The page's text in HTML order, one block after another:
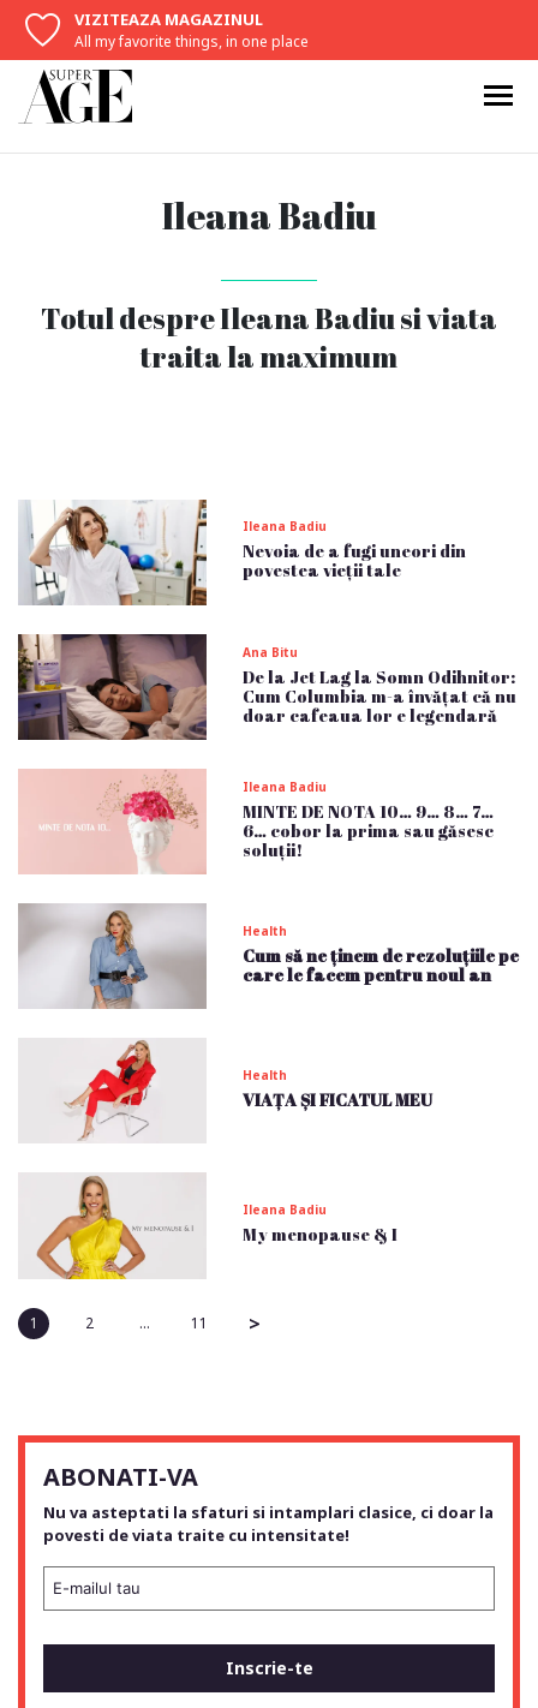
VIZITEAZA MAGAZINUL
All my favorite things, in one place
Ileana Badiu
Totul despre Ileana Badiu si viata
traita la maximum
Ileana Badiu
Nevoia de a fugi uneori din
povestea vieții tale
Ana Bitu
De la Jet Lag la Somn Odihnitor:
Cum Columbia m-a învățat că nu
doar cafeaua lor e legendară
Ileana Badiu
MINTE DE NOTA 10… 9… 8… 7…
6… cobor la prima sau găsesc
soluții!
Health
Cum să ne ținem de rezoluțiile pe
care le facem pentru noul an
Health
VIAȚA ȘI FICATUL MEU
Ileana Badiu
My menopause & I
1 2 … 11 >
ABONATI-VA
Nu va asteptati la sfaturi si intamplari clasice, ci doar la
povesti de viata traite cu intensitate!